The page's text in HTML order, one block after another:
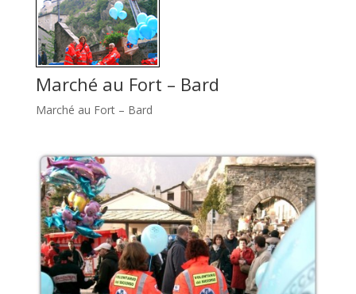
Marché au Fort – Bard
Marché au Fort – Bard